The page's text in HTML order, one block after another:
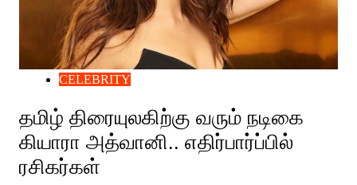
CELEBRITY
தமிழ் திரையுலகிற்கு வரும் நடிகை
கியாரா அத்வானி.. எதிர்பார்ப்பில்
ரசிகர்கள்